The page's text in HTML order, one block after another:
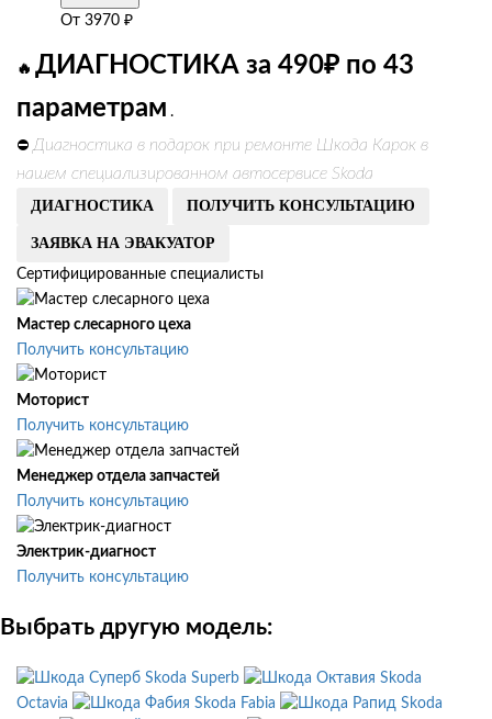
От 3970 ₽
🔥 ДИАГНОСТИКА за 490₽ по 43
параметрам .
⛔ Диагностика в подарок при ремонте Шкода Карок в
нашем специализированном автосервисе Skoda
ДИАГНОСТИКА ПОЛУЧИТЬ КОНСУЛЬТАЦИЮ
ЗАЯВКА НА ЭВАКУАТОР
Сертифицированные специалисты
Мастер слесарного цеха
Получить консультацию
Моторист
Получить консультацию
Менеджер отдела запчастей
Получить консультацию
Электрик-диагност
Получить консультацию
Выбрать другую модель:
Skoda Superb
Skoda
Octavia
Skoda Fabia
Skoda